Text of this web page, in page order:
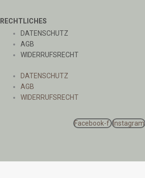
RECHTLICHES
DATENSCHUTZ
AGB
WIDERRUFSRECHT
DATENSCHUTZ
AGB
WIDERRUFSRECHT
Facebook-f Instagram